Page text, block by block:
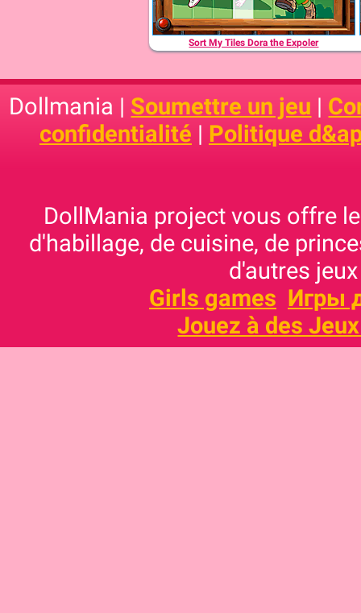
Sort My Tiles Dora the Expoler
Dollmania | Soumettre un jeu |
confidentialité | Politique
DollMania project vous offre
d'habillage, de cuisine, de
d'autres
Girls games Игры
Jouez à des